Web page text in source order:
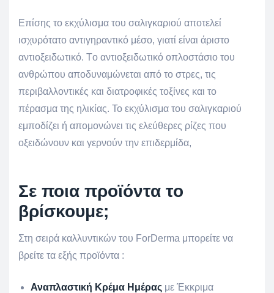
Επίσης το εκχύλισμα του σαλιγκαριού αποτελεί
ισχυρότατο αντιγηραντικό μέσο, γιατί είναι άριστο
αντιοξειδωτικό. Tο αντιοξειδωτικό οπλοστάσιο του
ανθρώπου αποδυναμώνεται από το στρες, τις
περιβαλλοντικές και διατροφικές τοξίνες και το
πέρασμα της ηλικίας. Το εκχύλισμα του σαλιγκαριού
εμποδίζει ή απομονώνει τις ελεύθερες ρίζες που
οξειδώνουν και γερνούν την επιδερμίδα,
Σε ποια προϊόντα το
βρίσκουμε;
Στη σειρά καλλυντικών του ForDerma μπορείτε να
βρείτε τα εξής προϊόντα :
Αναπλαστική Κρέμα Ημέρας με Έκκριμα